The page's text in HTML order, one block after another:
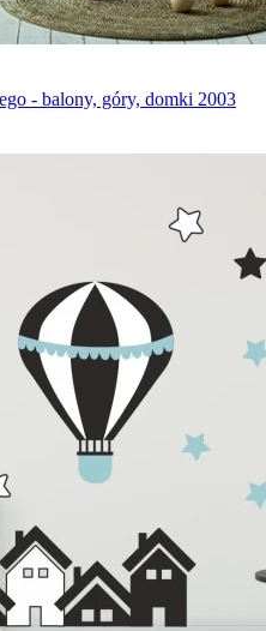
- balony, góry, domki 2003